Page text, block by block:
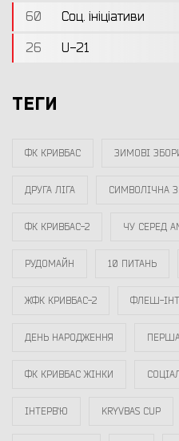
60
Соц. ініціативи
26
U-21
ТЕГИ
ФК КРИВБАС ЗИМОВІ
ДРУГА ЛІГА СИМВОЛІЧНА
ФК КРИВБАС-2 ЧУ СЕРЕД
РУДОМАЙН 10 ПИТАНЬ
ЖФК КРИВБАС-2 ФЛЕШ-
ДЕНЬ НАРОДЖЕННЯ
ФК КРИВБАС ЖІНКИ
ІНТЕРВ`Ю KRYVBAS CUP